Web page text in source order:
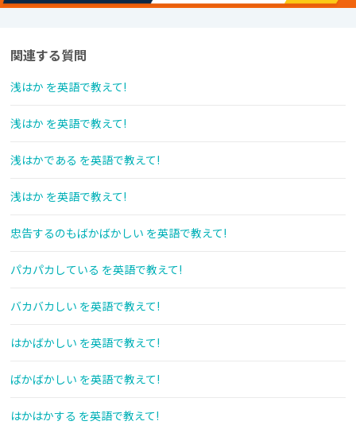
関連する質問
浅はか を英語で教えて!
浅はか を英語で教えて!
浅はかである を英語で教えて!
浅はか を英語で教えて!
忠告するのもばかばかしい を英語で教えて!
パカパカしている を英語で教えて!
バカバカしい を英語で教えて!
はかばかしい を英語で教えて!
ばかばかしい を英語で教えて!
はかはかする を英語で教えて!